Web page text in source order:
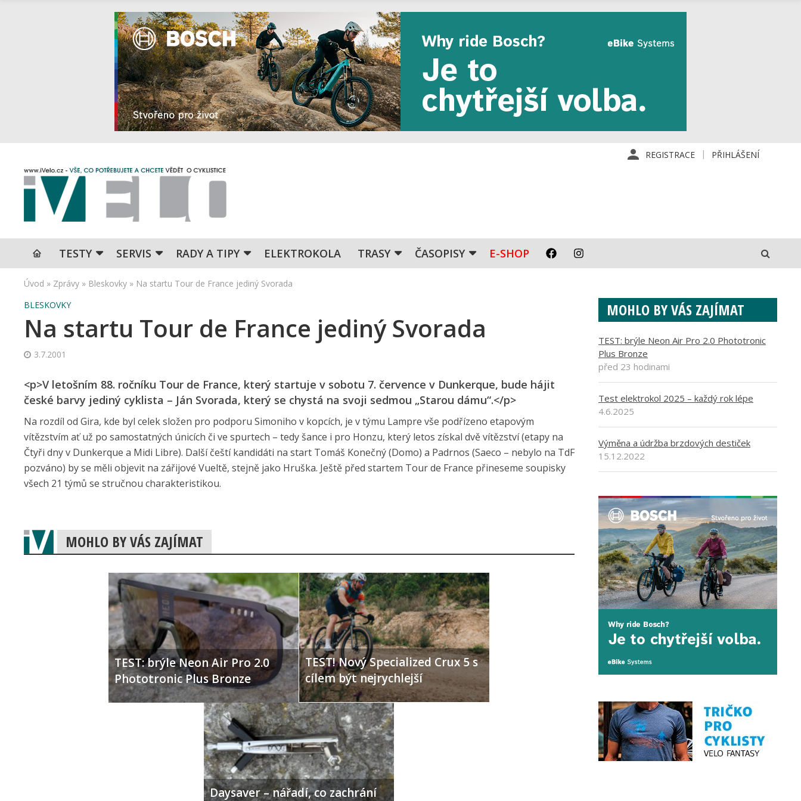
REGISTRACE PŘIHLÁŠENÍ
TESTY SERVIS RADY A TIPY ELEKTROKOLA TRASY ČASOPISY E-SHOP
Úvod » Zprávy » Bleskovky » Na startu Tour de France jediný Svorada
BLESKOVKY
Na startu Tour de France jediný Svorada
3.7.2001
<p>V letošním 88. ročníku Tour de France, který startuje v sobotu 7. července v Dunkerque, bude hájit
české barvy jediný cyklista – Ján Svorada, který se chystá na svoji sedmou „Starou dámu“.</p>
Na rozdíl od Gira, kde byl celek složen pro podporu Simoniho v kopcích, je v týmu Lampre vše podřízeno etapovým
vítězstvím ať už po samostatných únicích či ve spurtech – tedy šance i pro Honzu, který letos získal dvě vítězství (etapy na
Čtyři dny v Dunkerque a Midi Libre). Další čeští kandidáti na start Tomáš Konečný (Domo) a Padrnos (Saeco – nebylo na TdF
pozváno) by se měli objevit na zářijové Vueltě, stejně jako Hruška. Ještě před startem Tour de France přineseme soupisky
všech 21 týmů se stručnou charakteristikou.
MOHLO BY VÁS ZAJÍMAT
TEST: brýle Neon Air Pro 2.0
Phototronic Plus Bronze
TEST! Nový Specialized Crux 5 s
cílem být nejrychlejší
Daysaver – nářadí, co zachrání
MOHLO BY VÁS ZAJÍMAT
TEST: brýle Neon Air Pro 2.0 Phototronic
Plus Bronze
před 23 hodinami
Test elektrokol 2025 – každý rok lépe
4.6.2025
Výměna a údržba brzdových destiček
15.12.2022